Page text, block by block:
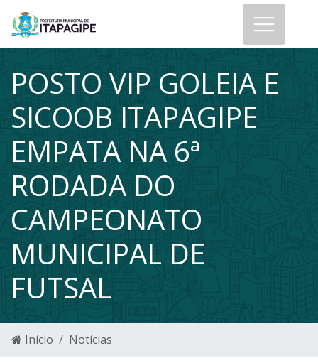
POSTO VIP GOLEIA E
SICOOB ITAPAGIPE
EMPATA NA 6ª
RODADA DO
CAMPEONATO
MUNICIPAL DE
FUTSAL
Início Notícias